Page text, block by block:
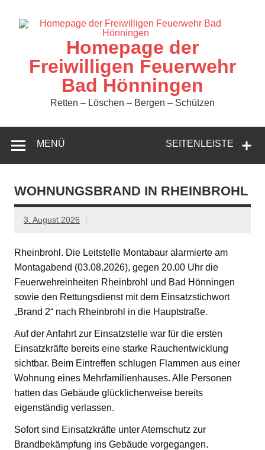
springen
Homepage der
Freiwilligen Feuerwehr
Bad Hönningen
Retten – Löschen – Bergen – Schützen
SEITENLEISTE
MENÜ
WOHNUNGSBRAND IN RHEINBROHL
3. August 2026
Rheinbrohl. Die Leitstelle Montabaur alarmierte am
Montagabend (03.08.2026), gegen 20.00 Uhr die
Feuerwehreinheiten Rheinbrohl und Bad Hönningen
sowie den Rettungsdienst mit dem Einsatzstichwort
„Brand 2“ nach Rheinbrohl in die Hauptstraße.
Auf der Anfahrt zur Einsatzstelle war für die ersten
Einsatzkräfte bereits eine starke Rauchentwicklung
sichtbar. Beim Eintreffen schlugen Flammen aus einer
Wohnung eines Mehrfamilienhauses. Alle Personen
hatten das Gebäude glücklicherweise bereits
eigenständig verlassen.
Sofort sind Einsatzkräfte unter Atemschutz zur
Brandbekämpfung ins Gebäude vorgegangen.